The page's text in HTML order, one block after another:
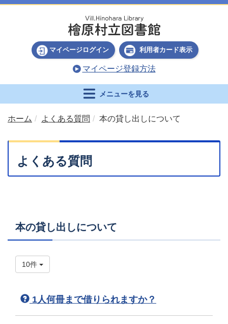
マイページログイン 利用者カード表示
マイページ登録方法
メニューを見る
ホーム よくある質問 本の貸し出しについて
よくある質問
本の貸し出しについて
10件
1人何冊まで借りられますか？